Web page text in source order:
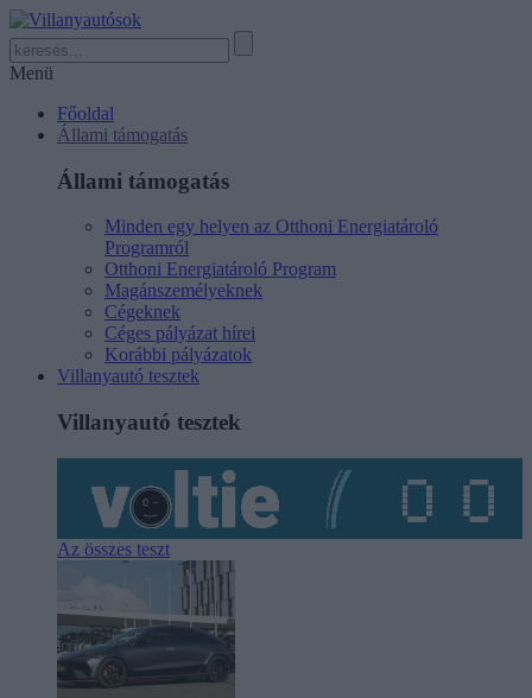
Menü
Főoldal
Állami támogatás
Állami támogatás
Minden egy helyen az Otthoni Energiatároló
Programról
Otthoni Energiatároló Program
Magánszemélyeknek
Cégeknek
Céges pályázat hírei
Korábbi pályázatok
Villanyautó tesztek
Villanyautó tesztek
Az összes teszt